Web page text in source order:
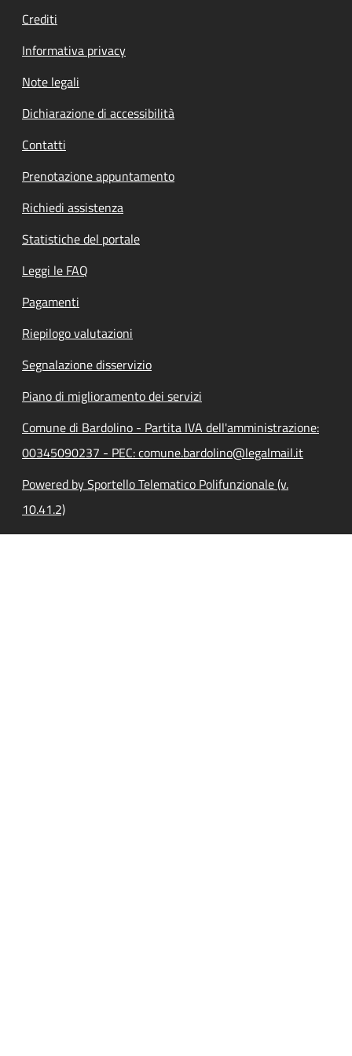
Crediti
Informativa privacy
Note legali
Dichiarazione di accessibilità
Contatti
Prenotazione appuntamento
Richiedi assistenza
Statistiche del portale
Leggi le FAQ
Pagamenti
Riepilogo valutazioni
Segnalazione disservizio
Piano di miglioramento dei servizi
Comune di Bardolino - Partita IVA dell'amministrazione:
00345090237 - PEC: comune.bardolino@legalmail.it
Powered by Sportello Telematico Polifunzionale (v.
10.41.2)